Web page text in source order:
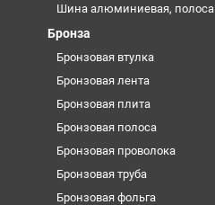
Шина алюминиевая, полоса
Бронза
Бронзовая втулка
Бронзовая лента
Бронзовая плита
Бронзовая полоса
Бронзовая проволока
Бронзовая труба
Бронзовая фольга